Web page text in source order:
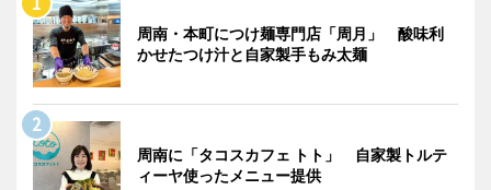
周南・本町につけ麺専門店「周月」 酸味利
かせたつけ汁と自家製手もみ太麺
周南に「タコスカフェ トト」 自家製トルテ
ィーヤ使ったメニュー提供